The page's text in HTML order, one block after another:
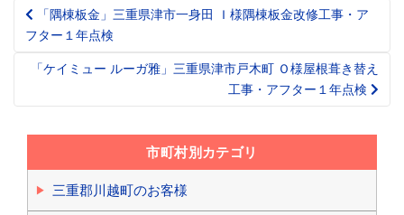
Post
navigation
「隅棟板金」三重県津市一身田 Ｉ様隅棟板金改修工事・ア
フター１年点検
「ケイミュー ルーガ雅」三重県津市戸木町 Ｏ様屋根葺き替え
工事・アフター１年点検
市町村別カテゴリ
三重郡川越町のお客様